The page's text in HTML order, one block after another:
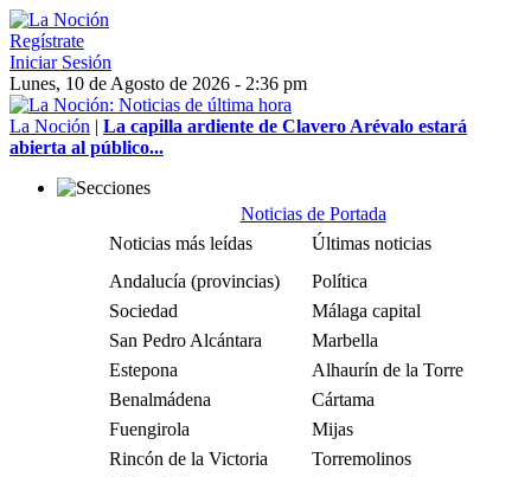
Regístrate
Iniciar Sesión
Lunes, 10 de Agosto de 2026 - 2:36 pm
La Noción | La capilla ardiente de Clavero Arévalo estará
abierta al público...
Noticias de Portada
Noticias más leídas
Últimas noticias
Andalucía (provincias)
Política
Sociedad
Málaga capital
San Pedro Alcántara
Marbella
Estepona
Alhaurín de la Torre
Benalmádena
Cártama
Fuengirola
Mijas
Rincón de la Victoria
Torremolinos